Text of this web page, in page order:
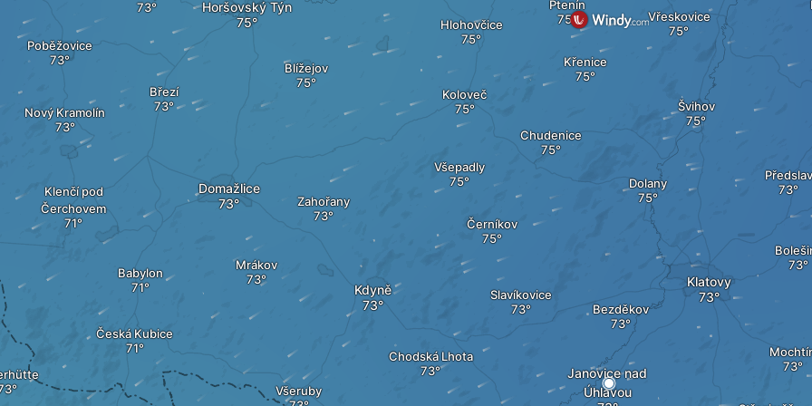
Chodská Lhota
Janovice nad
Úhlavou
Bezděkov
Chudenice
Slavíkovice
Kdyně
Koloveč
Černíkov
Všepadly
Dolany
Švihov
Předslav
Klatovy
Česká Kubice
Všeruby
Mrákov
Zahořany
Březí
Domažlice
Babylon
Hlohovčice
Vřeskovice
Křenice
Ptenín
Blížejov
Horšovský Týn
Klenčí pod
Čerchovem
Nový Kramolín
Poběžovice